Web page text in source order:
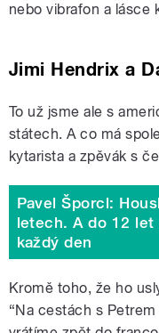
nebo vibrafon a lásce
Jimi Hendrix a
To už jsme ale s
státech. A co má
kytarista a zpěvák s
Pavel Šporcl:
letech. A do 12
každý den
Kromě toho, že ho
“Na cestách s